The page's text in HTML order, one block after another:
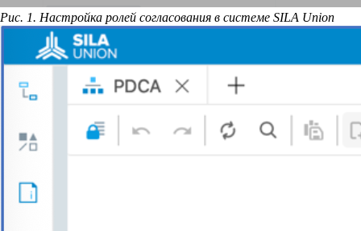
Рис. 1. Настройка ролей согласования в системе SILA Union